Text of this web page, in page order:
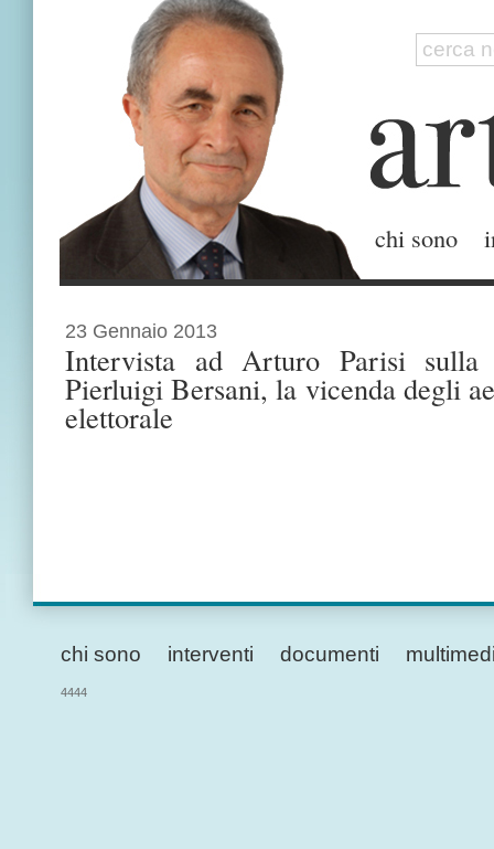
chi sono
23 Gennaio 2013
Intervista ad Arturo Parisi sulla
Pierluigi Bersani, la vicenda degli
elettorale
chi sono interventi documenti
4444